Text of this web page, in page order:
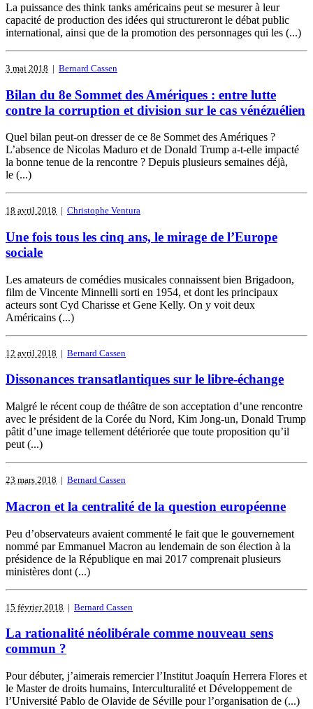
La puissance des think tanks américains peut se mesurer à leur
capacité de production des idées qui structureront le débat public
international, ainsi que de la promotion des personnages qui les (...)
3 mai 2018 | Bernard Cassen
Bilan du 8e Sommet des Amériques : entre lutte
contre la corruption et division sur le cas vénézuélien
Quel bilan peut-on dresser de ce 8e Sommet des Amériques ?
L’absence de Nicolas Maduro et de Donald Trump a-t-elle impacté
la bonne tenue de la rencontre ? Depuis plusieurs semaines déjà,
le (...)
18 avril 2018 | Christophe Ventura
Une fois tous les cinq ans, le mirage de l’Europe
sociale
Les amateurs de comédies musicales connaissent bien Brigadoon,
film de Vincente Minnelli sorti en 1954, et dont les principaux
acteurs sont Cyd Charisse et Gene Kelly. On y voit deux
Américains (...)
12 avril 2018 | Bernard Cassen
Dissonances transatlantiques sur le libre-échange
Malgré le récent coup de théâtre de son acceptation d’une rencontre
avec le président de la Corée du Nord, Kim Jong-un, Donald Trump
pâtit d’une image tellement détériorée que toute proposition qu’il
peut (...)
23 mars 2018 | Bernard Cassen
Macron et la centralité de la question européenne
Peu d’observateurs avaient commenté le fait que le gouvernement
nommé par Emmanuel Macron au lendemain de son élection à la
présidence de la République en mai 2017 comprenait plusieurs
ministères dont (...)
15 février 2018 | Bernard Cassen
La rationalité néolibérale comme nouveau sens
commun ?
Pour débuter, j’aimerais remercier l’Institut Joaquín Herrera Flores et
le Master de droits humains, Interculturalité et Développement de
l’Université Pablo de Olavide de Séville pour l’organisation de (...)